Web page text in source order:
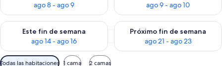
ago 8 - ago 9
ago 9 - ago 10
Este fin de semana
ago 14 - ago 16
Consulta la disponibilidad para este fin de semana, ago 14 -
Próximo fin de semana
ago 21 - ago 23
Consulta la disponibilidad
Filtros
Todas las habitaciones 1 cama 2 camas